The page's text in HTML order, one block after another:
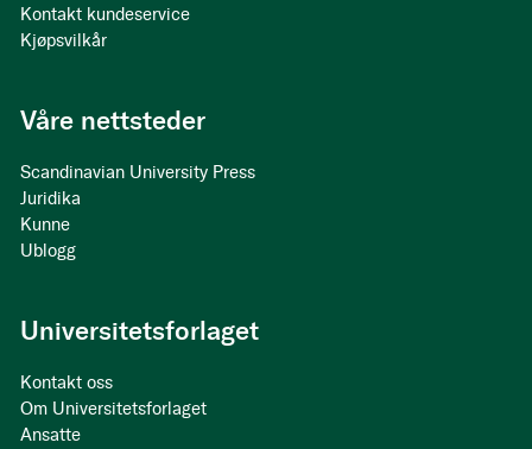
Kontakt kundeservice
Kjøpsvilkår
Våre nettsteder
Scandinavian University Press
Juridika
Kunne
Ublogg
Universitetsforlaget
Kontakt oss
Om Universitetsforlaget
Ansatte